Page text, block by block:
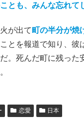
とも、みんな忘れて
が出て町の半分が焼
ことを報道で知り、彼
。死んだ町に残った
恋愛 日本